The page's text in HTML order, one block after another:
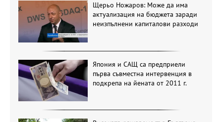
Щерьо Ножаров: Може да има
актуализация на бюджета заради
неизпълнени капиталови разходи
Япония и САЩ са предприели
първа съвместна интервенция в
подкрепа на йената от 2011 г.